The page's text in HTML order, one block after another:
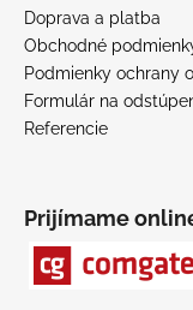
Doprava a platba
Obchodné
Podmienky ochrany
Formulár na
Referencie
Prijímame